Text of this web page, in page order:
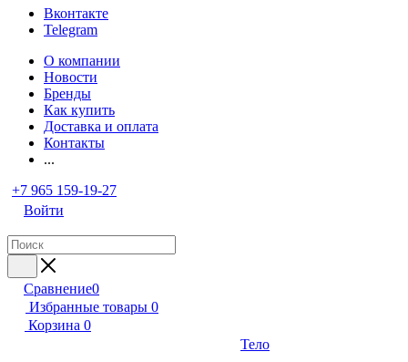
Вконтакте
Telegram
О компании
Новости
Бренды
Как купить
Доставка и оплата
Контакты
...
+7 965 159-19-27
Войти
Сравнение0
Избранные товары 0
Корзина 0
Тело